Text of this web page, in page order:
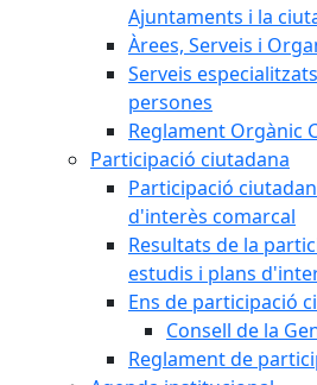
Ajuntaments i la
Àrees, Serveis i
Serveis
persones
Reglament Orgànic
Participació ciutadana
Participació
d'interès comarcal
Resultats de la
estudis i plans
Ens de participació
Consell de la
Reglament de